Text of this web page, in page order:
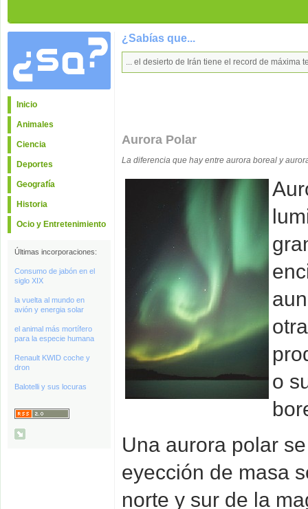
Inicio
Animales
Ciencia
Deportes
Geografía
Historia
Ocio y Entretenimiento
Últimas incorporaciones:
Consumo de jabón en el
siglo XIX
la vuelta al mundo en
avión y energia solar
el animal más mortífero
para la especie humana
Renault KWID coche y
dron
Balotelli y sus locuras
¿Sabías que...
... el desierto de Irán tiene el record de máxima
Aurora Polar
La diferencia que hay entre aurora boreal y
o
Una aurora polar
eyección de masa
norte y sur de la